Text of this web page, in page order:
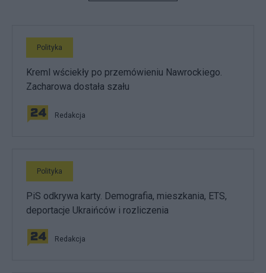
Polityka
Kreml wściekły po przemówieniu Nawrockiego.
Zacharowa dostała szału
Redakcja
Polityka
PiS odkrywa karty. Demografia, mieszkania, ETS,
deportacje Ukraińców i rozliczenia
Redakcja